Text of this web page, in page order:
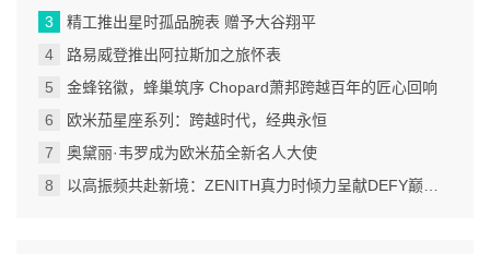
精工推出星时孤品腕表 赠予大谷翔平
路易威登推出阿拉斯加之旅怀表
金蜂铭徽，蜂巢筑序 Chopard萧邦跨越百年的匠心回响
欧米茄星座系列：跨越时代，经典永恒
奥黛丽·韦罗成为欧米茄全新名人大使
以高振频共赴新境：ZENITH真力时倾力呈献DEFY巅峰系列EXTREME ULTRAVIOLET腕表